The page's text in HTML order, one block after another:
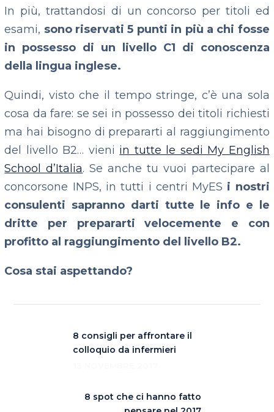
In più, trattandosi di un concorso per titoli ed
esami, sono riservati 5 punti in più a chi fosse
in possesso di un livello C1 di conoscenza
della lingua inglese.
Quindi, visto che il tempo stringe, c’è una sola
cosa da fare: se sei in possesso dei titoli richiesti
ma hai bisogno di prepararti al raggiungimento
del livello B2… vieni in tutte le sedi My English
School d’Italia. Se anche tu vuoi partecipare al
concorsone INPS, in tutti i centri MyES i nostri
consulenti sapranno darti tutte le info e le
dritte per prepararti velocemente e con
profitto al raggiungimento del livello B2.
Cosa stai aspettando?
8 consigli per affrontare il
colloquio da infermieri
8 spot che ci hanno fatto